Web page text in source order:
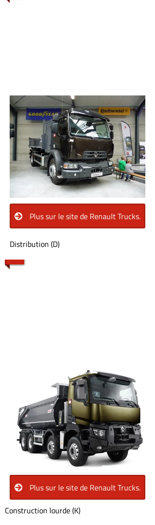
Plus sur le site de Renault Trucks.
Distribution (D)
Plus sur le site de Renault Trucks.
Construction lourde (K)